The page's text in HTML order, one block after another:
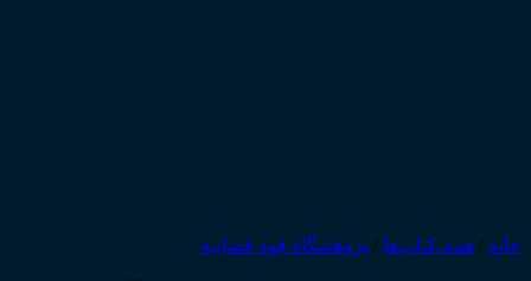
خانه / همه‌ـ‌کتاب‌ها / پژوهشگاه قوه قضاییه